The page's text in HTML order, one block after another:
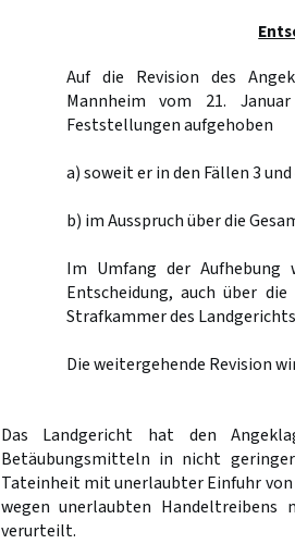
Auf die Revision des
Mannheim vom 21.
Feststellungen aufgehoben
a) soweit er in den Fällen 3
b) im Ausspruch über die
Im Umfang der Aufhebung
Entscheidung, auch über
Strafkammer des
Die weitergehende Revision
Das Landgericht hat den
Betäubungsmitteln in nicht
Tateinheit mit unerlaubter Einfuhr
wegen unerlaubten
verurteilt.